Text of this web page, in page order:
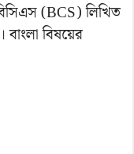
(BCS) লিখিত
বাংলা বিষয়ের